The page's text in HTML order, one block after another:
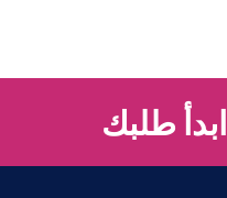
ابدأ طلبك